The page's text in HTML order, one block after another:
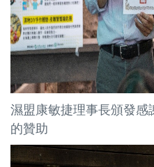
濕盟康敏捷理事長頒發感
的贊助